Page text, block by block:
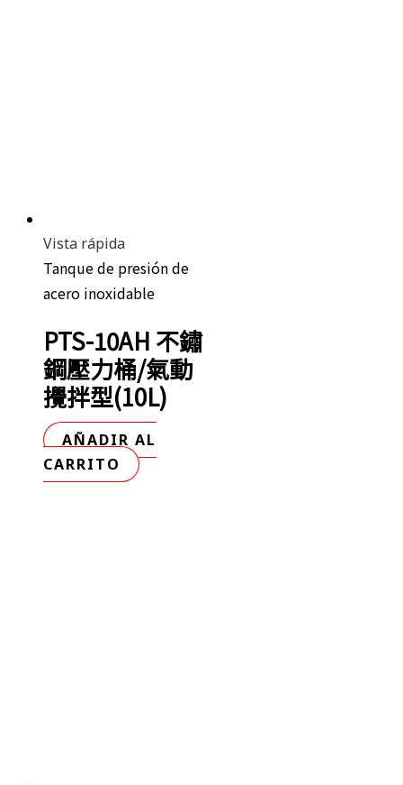
Vista rápida
Tanque de presión de
acero inoxidable
PTS-10AH 不鏽
鋼壓力桶/氣動
攪拌型(10L)
AÑADIR AL
CARRITO